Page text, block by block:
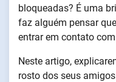
bloqueadas? É uma
faz alguém pensar
entrar em contato
Neste artigo,
rosto dos seus